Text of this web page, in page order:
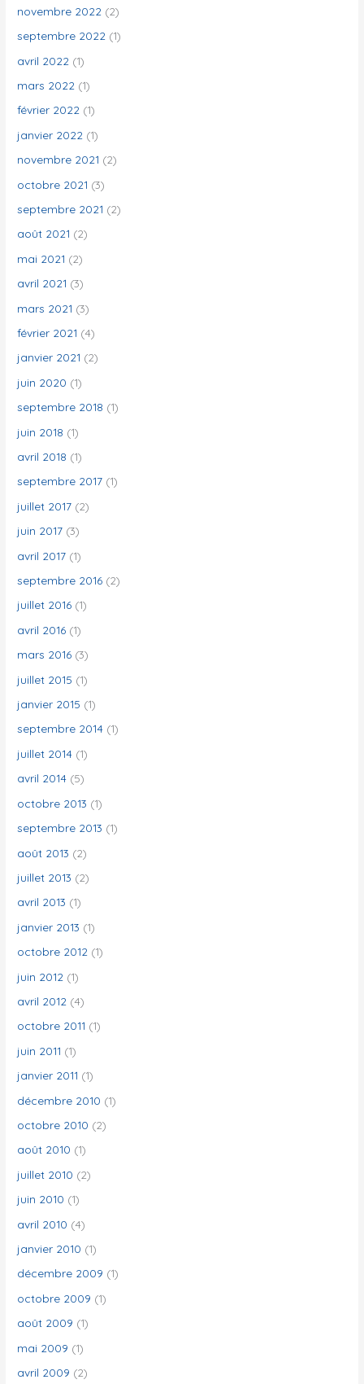
novembre 2022 (2)
septembre 2022 (1)
avril 2022 (1)
mars 2022 (1)
février 2022 (1)
janvier 2022 (1)
novembre 2021 (2)
octobre 2021 (3)
septembre 2021 (2)
août 2021 (2)
mai 2021 (2)
avril 2021 (3)
mars 2021 (3)
février 2021 (4)
janvier 2021 (2)
juin 2020 (1)
septembre 2018 (1)
juin 2018 (1)
avril 2018 (1)
septembre 2017 (1)
juillet 2017 (2)
juin 2017 (3)
avril 2017 (1)
septembre 2016 (2)
juillet 2016 (1)
avril 2016 (1)
mars 2016 (3)
juillet 2015 (1)
janvier 2015 (1)
septembre 2014 (1)
juillet 2014 (1)
avril 2014 (5)
octobre 2013 (1)
septembre 2013 (1)
août 2013 (2)
juillet 2013 (2)
avril 2013 (1)
janvier 2013 (1)
octobre 2012 (1)
juin 2012 (1)
avril 2012 (4)
octobre 2011 (1)
juin 2011 (1)
janvier 2011 (1)
décembre 2010 (1)
octobre 2010 (2)
août 2010 (1)
juillet 2010 (2)
juin 2010 (1)
avril 2010 (4)
janvier 2010 (1)
décembre 2009 (1)
octobre 2009 (1)
août 2009 (1)
mai 2009 (1)
avril 2009 (2)